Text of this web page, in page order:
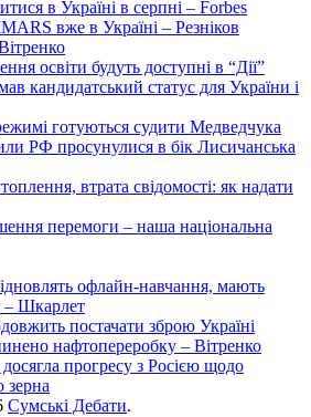
в Україні в серпні – Forbes
вже в Україні – Резніков
освіти будуть доступні в “Дії”
кандидатський статус для України і
готуються судити Медведчука
РФ просунулися в бік Лисичанська
втрата свідомості: як надати
перемоги – наша національна
офлайн-навчання, мають
– Шкарлет
постачати зброю Україні
нафтопереробку – Вітренко
прогресу з Росією щодо
зерна
Сумські Дебати.